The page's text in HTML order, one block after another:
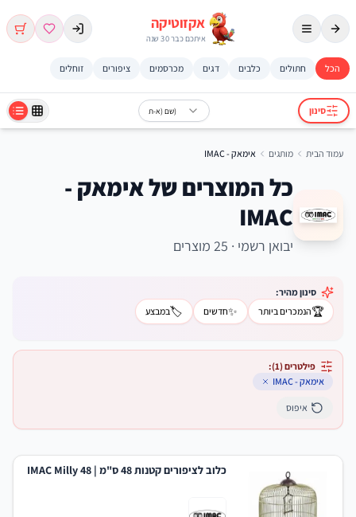
אקזוטיקה
איתכם כבר 30 שנה
הכל חתולים כלבים דגים מכרסמים ציפורים זוחלים
סינון שם (א-ת)
עמוד הבית מותגים אימאק - IMAC
כל המוצרים של אימאק -
IMAC
יבואן רשמי · 25 מוצרים
סינון מהיר:
🏆הנמכרים ביותר ✨חדשים 🏷️במבצע
פילטרים (1
):
אימאק - IMAC
איפוס
כלוב לציפורים קטנות 48 ס"מ | IMAC Milly 48